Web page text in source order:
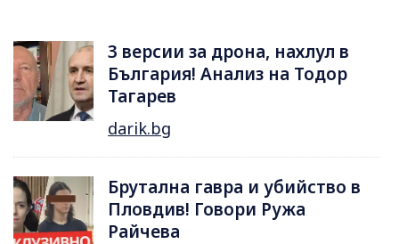
3 версии за дрона, нахлул в
България! Анализ на Тодор
Тагарев
darik.bg
Брутална гавра и убийство в
Пловдив! Говори Ружа
Райчева